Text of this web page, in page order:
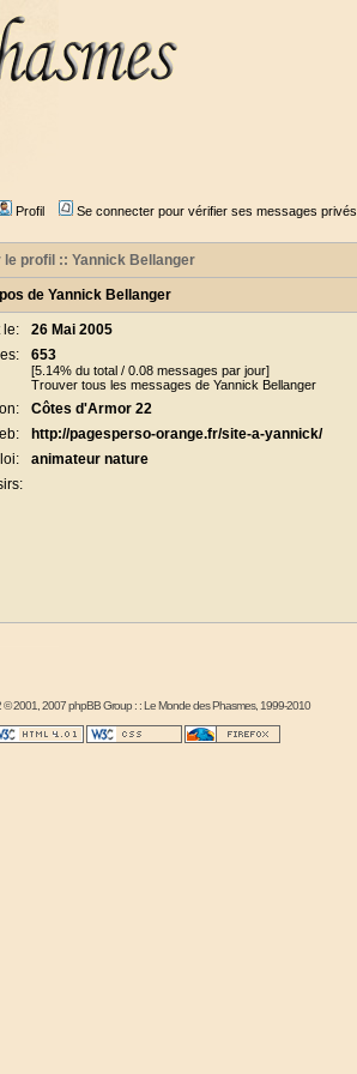
Profil Se connecter pour vérifier ses messages privés
le profil :: Yannick Bellanger
de Yannick Bellanger
le:
26 Mai 2005
653
[5.14% du total / 0.08 messages par jour]
Trouver tous les messages de Yannick Bellanger
Côtes d'Armor 22
http://pagesperso-orange.fr/site-a-yannick/
animateur nature
2001, 2007 phpBB Group : :Le Monde des Phasmes, 1999-2010